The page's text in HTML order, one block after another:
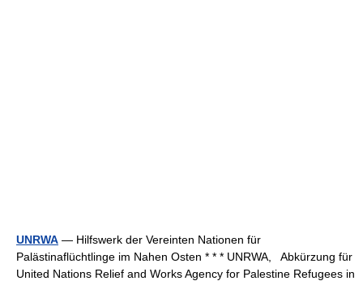
UNRWA — Hilfswerk der Vereinten Nationen für
Palästinaflüchtlinge im Nahen Osten * * * UNRWA, Abkürzung für
United Nations Relief and Works Agency for Palestine Refugees in